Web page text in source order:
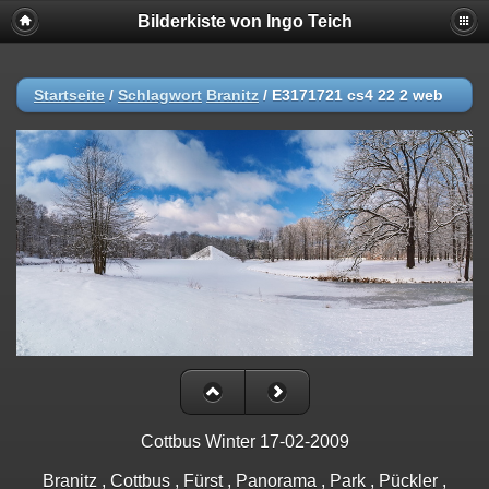
Bilderkiste von Ingo Teich
Startseite / Schlagwort Branitz / E3171721 cs4 22 2 web
Cottbus Winter 17-02-2009
Branitz , Cottbus , Fürst , Panorama , Park , Pückler ,